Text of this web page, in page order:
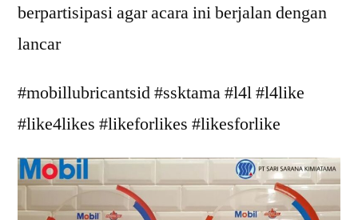
berpartisipasi agar acara ini berjalan dengan
lancar
#mobillubricantsid #ssktama #l4l #l4like
#like4likes #likeforlikes #likesforlike